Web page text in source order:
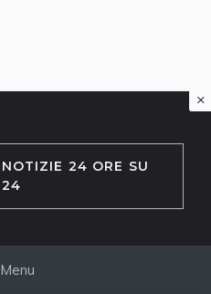
NOTIZIE 24 ORE SU
24
Menu
×